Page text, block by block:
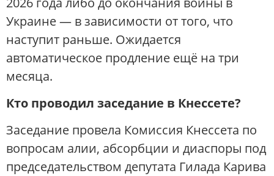
Украине — в зависимости от того, что
наступит раньше. Ожидается
автоматическое продление ещё на три
месяца.
Кто проводил заседание в Кнессете?
Заседание провела Комиссия Кнессета по
вопросам алии, абсорбции и диаспоры под
председательством депутата Гилада Карива